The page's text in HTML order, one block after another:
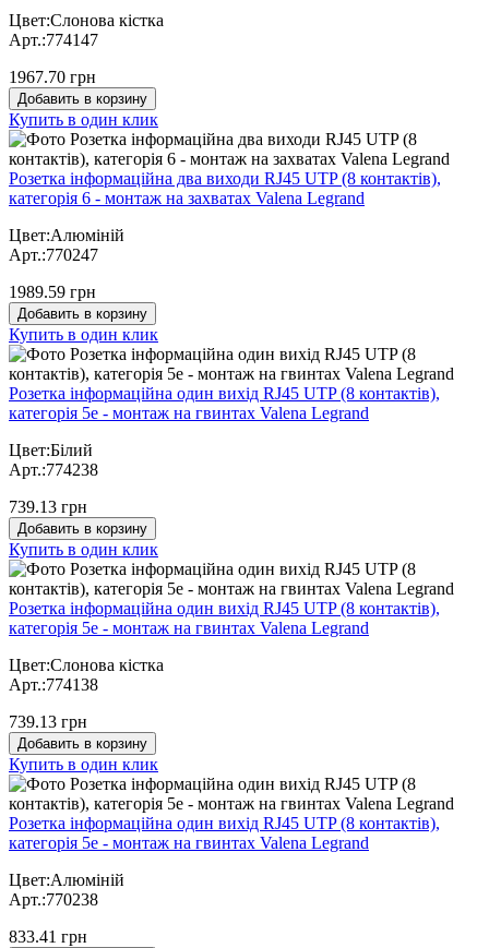
Цвет:Слонова кістка
Арт.:774147
1967.70 грн
Добавить в корзину
Купить в один клик
Розетка інформаційна два виходи RJ45 UTP (8 контактів),
категорія 6 - монтаж на захватах Valena Legrand
Цвет:Алюміній
Арт.:770247
1989.59 грн
Добавить в корзину
Купить в один клик
Розетка інформаційна один вихід RJ45 UTP (8 контактів),
категорія 5е - монтаж на гвинтах Valena Legrand
Цвет:Білий
Арт.:774238
739.13 грн
Добавить в корзину
Купить в один клик
Розетка інформаційна один вихід RJ45 UTP (8 контактів),
категорія 5е - монтаж на гвинтах Valena Legrand
Цвет:Слонова кістка
Арт.:774138
739.13 грн
Добавить в корзину
Купить в один клик
Розетка інформаційна один вихід RJ45 UTP (8 контактів),
категорія 5е - монтаж на гвинтах Valena Legrand
Цвет:Алюміній
Арт.:770238
833.41 грн